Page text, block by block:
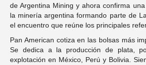
de Argentina Mining y ahora confirma
la minería argentina formando parte de
el encuentro que reúne los principales
Pan American cotiza en las bolsas más
Se dedica a la producción de plata,
explotación en México, Perú y Bolivia.